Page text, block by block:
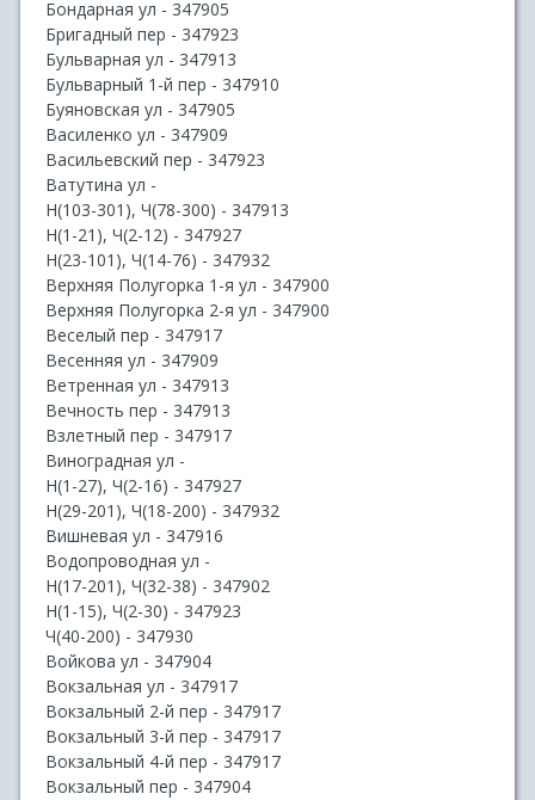
Бондарная ул - 347905
Бригадный пер - 347923
Бульварная ул - 347913
Бульварный 1-й пер - 347910
Буяновская ул - 347905
Василенко ул - 347909
Васильевский пер - 347923
Ватутина ул -
Н(103-301), Ч(78-300) - 347913
Н(1-21), Ч(2-12) - 347927
Н(23-101), Ч(14-76) - 347932
Верхняя Полугорка 1-я ул - 347900
Верхняя Полугорка 2-я ул - 347900
Веселый пер - 347917
Весенняя ул - 347909
Ветренная ул - 347913
Вечность пер - 347913
Взлетный пер - 347917
Виноградная ул -
Н(1-27), Ч(2-16) - 347927
Н(29-201), Ч(18-200) - 347932
Вишневая ул - 347916
Водопроводная ул -
Н(17-201), Ч(32-38) - 347902
Н(1-15), Ч(2-30) - 347923
Ч(40-200) - 347930
Войкова ул - 347904
Вокзальная ул - 347917
Вокзальный 2-й пер - 347917
Вокзальный 3-й пер - 347917
Вокзальный 4-й пер - 347917
Вокзальный пер - 347904